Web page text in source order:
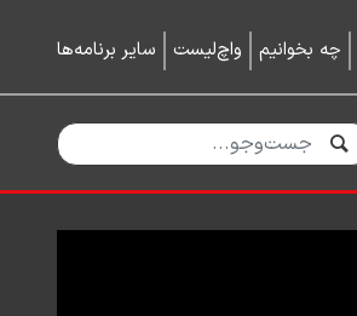
چه بخوانیم واچ‌لیست سایر برنامه‌ها